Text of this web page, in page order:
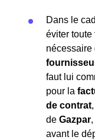
Dans le
éviter toute
nécessaire
faut lui
pour la
de contrat
de Gazpar
avant le